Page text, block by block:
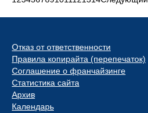
Отказ от ответственности
Правила копирайта (перепечаток)
Соглашение о франчайзинге
Статистика сайта
Архив
Календарь